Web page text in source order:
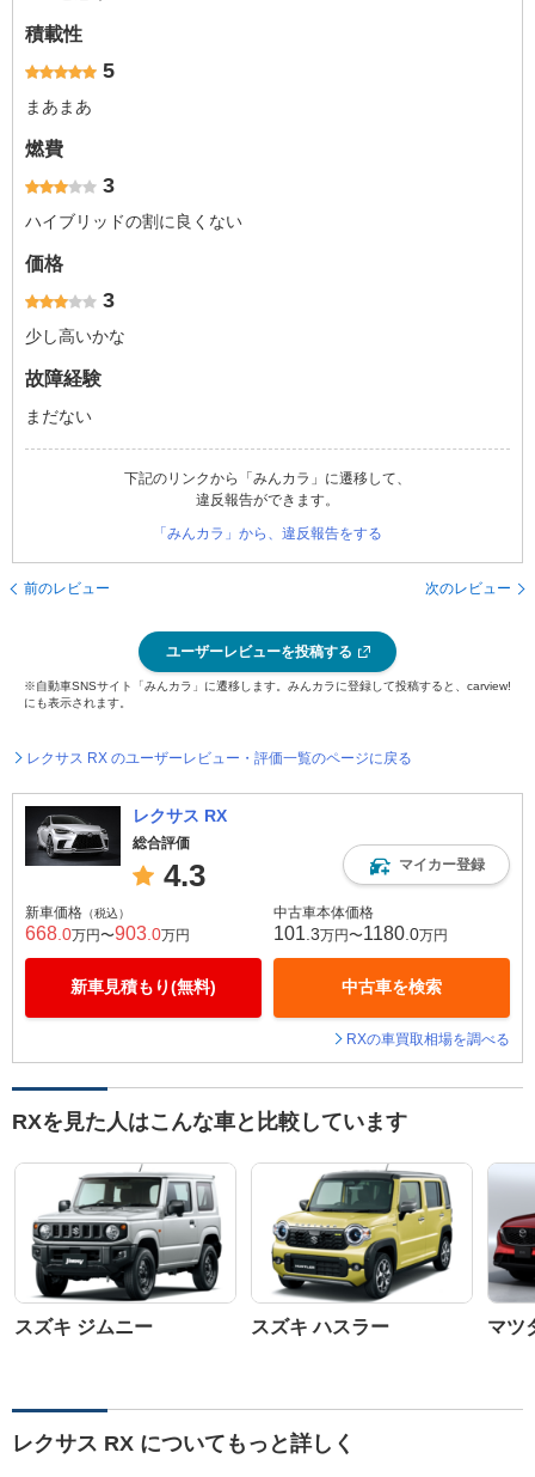
積載性
5
まあまあ
燃費
3
ハイブリッドの割に良くない
価格
3
少し高いかな
故障経験
まだない
下記のリンクから「みんカラ」に遷移して、
違反報告ができます。
「みんカラ」から、違反報告をする
前のレビュー 次のレビュー
ユーザーレビューを投稿する
※自動車SNSサイト「みんカラ」に遷移します。みんカラに登録して投稿すると、carview!
にも表示されます。
レクサス RX のユーザーレビュー・評価一覧のページに戻る
レクサス RX
総合評価
4.3 マイカー登録
新車価格 （税込）
668 .0万円〜903 .0万円
新車見積もり(無料)
中古車本体価格
101 .3万円〜1180 .0万円
中古車を検索
RXの車買取相場を調べる
RXを見た人はこんな車と比較しています
スズキ ジムニー スズキ ハスラー マツ
レクサス RX についてもっと詳しく